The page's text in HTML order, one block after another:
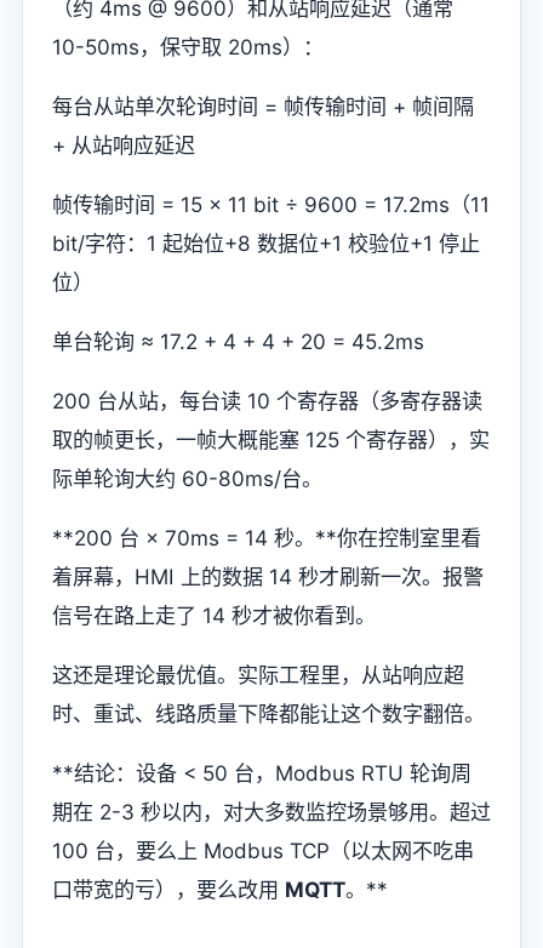
（约 4ms @ 9600）和从站响应延迟（通常
10-50ms，保守取 20ms）：
每台从站单次轮询时间 = 帧传输时间 + 帧间隔
+ 从站响应延迟
帧传输时间 = 15 × 11 bit ÷ 9600 = 17.2ms（11
bit/字符：1 起始位+8 数据位+1 校验位+1 停止
位）
单台轮询 ≈ 17.2 + 4 + 4 + 20 = 45.2ms
200 台从站，每台读 10 个寄存器（多寄存器读
取的帧更长，一帧大概能塞 125 个寄存器），实
际单轮询大约 60-80ms/台。
**200 台 × 70ms = 14 秒。**你在控制室里看
着屏幕，HMI 上的数据 14 秒才刷新一次。报警
信号在路上走了 14 秒才被你看到。
这还是理论最优值。实际工程里，从站响应超
时、重试、线路质量下降都能让这个数字翻倍。
**结论：设备 < 50 台，Modbus RTU 轮询周
期在 2-3 秒以内，对大多数监控场景够用。超过
100 台，要么上 Modbus TCP（以太网不吃串
口带宽的亏），要么改用 MQTT。**